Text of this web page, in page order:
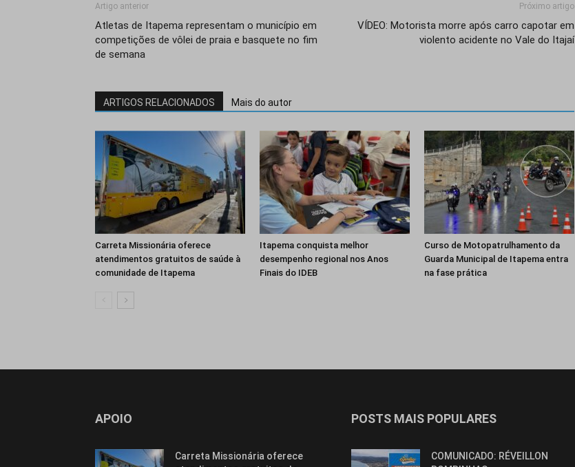
Artigo anterior
Atletas de Itapema representam o município em
competições de vôlei de praia e basquete no fim
de semana
Próximo artigo
VÍDEO: Motorista morre após carro capotar em
violento acidente no Vale do Itajaí
ARTIGOS RELACIONADOS Mais do autor
Carreta Missionária oferece
atendimentos gratuitos de saúde à
comunidade de Itapema
Itapema conquista melhor
desempenho regional nos Anos
Finais do IDEB
Curso de Motopatrulhamento da
Guarda Municipal de Itapema entra
na fase prática
APOIO
Carreta Missionária oferece
POSTS MAIS POPULARES
COMUNICADO: RÉVEILLON